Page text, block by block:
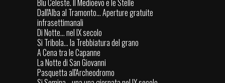
Blu Celeste. Il Medioevo e le Stelle
Dall'Alba al Tramonto... Aperture gratuite
infrasettimanali
Di Notte... nel IX secolo
Si Tribola... la Trebbiatura del grano
A Cena tra le Capanne
La Notte di San Giovanni
Pasquetta all'Archeodromo